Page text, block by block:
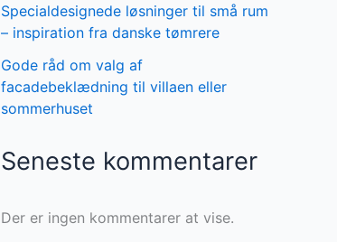
Specialdesignede løsninger til små rum
– inspiration fra danske tømrere
Gode råd om valg af
facadebeklædning til villaen eller
sommerhuset
Seneste kommentarer
Der er ingen kommentarer at vise.